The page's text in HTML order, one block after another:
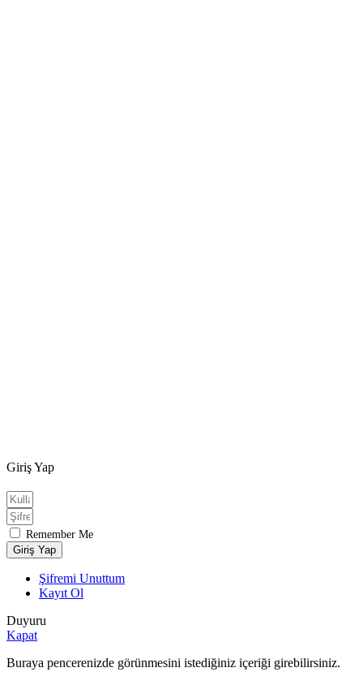
Giriş Yap
Remember Me
Giriş Yap
Şifremi Unuttum
Kayıt Ol
Duyuru
Kapat
Buraya pencerenizde görünmesini istediğiniz içeriği girebilirsiniz.